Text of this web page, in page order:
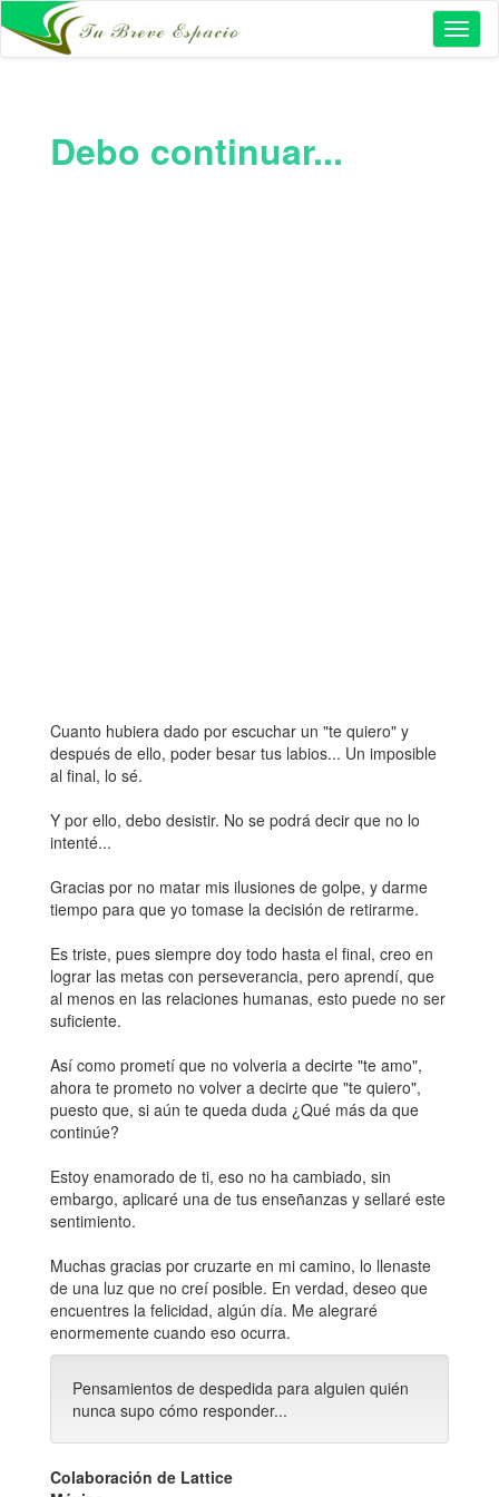
Debo continuar...
Cuanto hubiera dado por escuchar un "te quiero" y
después de ello, poder besar tus labios... Un imposible
al final, lo sé.
Y por ello, debo desistir. No se podrá decir que no lo
intenté...
Gracias por no matar mis ilusiones de golpe, y darme
tiempo para que yo tomase la decisión de retirarme.
Es triste, pues siempre doy todo hasta el final, creo en
lograr las metas con perseverancia, pero aprendí, que
al menos en las relaciones humanas, esto puede no ser
suficiente.
Así como prometí que no volveria a decirte "te amo",
ahora te prometo no volver a decirte que "te quiero",
puesto que, si aún te queda duda ¿Qué más da que
continúe?
Estoy enamorado de ti, eso no ha cambiado, sin
embargo, aplicaré una de tus enseñanzas y sellaré este
sentimiento.
Muchas gracias por cruzarte en mi camino, lo llenaste
de una luz que no creí posible. En verdad, deseo que
encuentres la felicidad, algún día. Me alegraré
enormemente cuando eso ocurra.
Pensamientos de despedida para alguien quién
nunca supo cómo responder...
Colaboración de Lattice